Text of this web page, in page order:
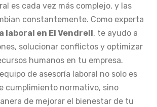
es cada vez más complejo, y las
constantemente. Como experta
laboral en El Vendrell, te ayudo a
solucionar conflictos y optimizar
humanos en tu empresa.
de asesoría laboral no solo es
cumplimiento normativo, sino
de mejorar el bienestar de tu